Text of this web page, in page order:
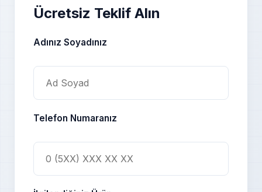
Ücretsiz Teklif Alın
Adınız Soyadınız
Telefon Numaranız